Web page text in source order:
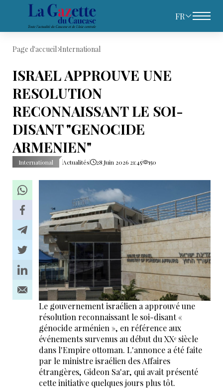
FR
Page d'accueil International
ISRAEL APPROUVE UNE
RESOLUTION
RECONNAISSANT LE SOI-
DISANT "GENOCIDE
ARMENIEN"
International Actualités 28 Juin 2026 21:45 150
Le gouvernement israélien a approuvé une
résolution reconnaissant le soi-disant «
génocide arménien », en référence aux
événements survenus au début du XXᵉ siècle
dans l'Empire ottoman. L'annonce a été faite
par le ministre israélien des Affaires
étrangères, Gideon Sa'ar, qui avait présenté
cette initiative quelques jours plus tôt.